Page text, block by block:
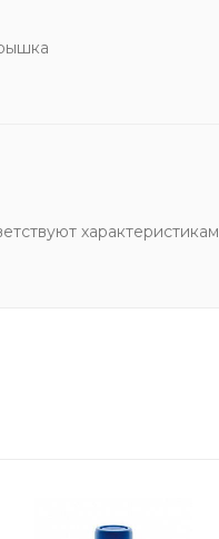
характеристикам